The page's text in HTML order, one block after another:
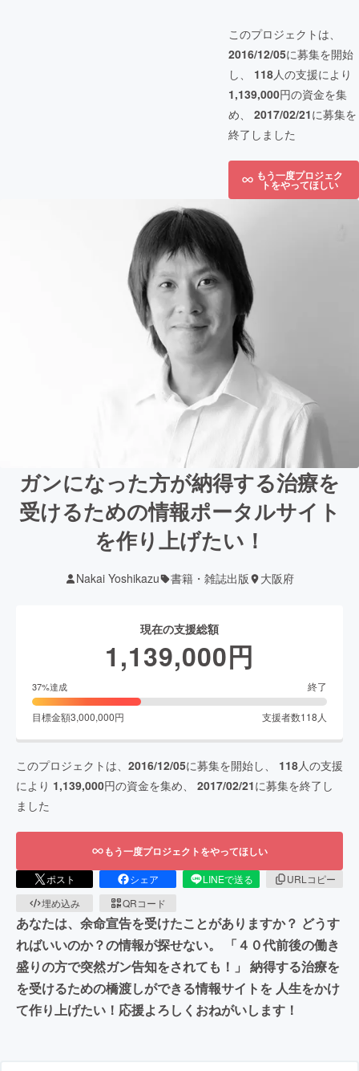
このプロジェクトは、
2016/12/05に募集を開始
し、 118人の支援により
1,139,000円の資金を集
め、 2017/02/21に募集を
終了しました
もう一度プロジェク
トをやってほしい
ガンになった方が納得する治療を
受けるための情報ポータルサイト
を作り上げたい！
Nakai Yoshikazu 書籍・雑誌出版 大阪府
現在の支援総額
1,139,000円
37%達成 終了
目標金額3,000,000円 支援者数118 人
このプロジェクトは、 2016/12/05に募集を開始し、 118人の支援
により 1,139,000円の資金を集め、 2017/02/21に募集を終了し
ました
もう一度プロジェクトをやってほしい
ポスト シェア LINEで送る
URLコピー
埋め込み
QRコード
あなたは、余命宣告を受けたことがありますか？ どうす
ればいいのか？の情報が探せない。 「４０代前後の働き
盛りの方で突然ガン告知をされても！」 納得する治療を
を受けるための橋渡しができる情報サイトを 人生をかけ
て作り上げたい！応援よろしくおねがいします！